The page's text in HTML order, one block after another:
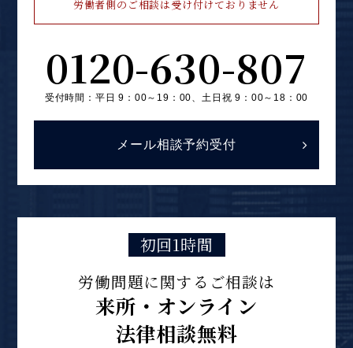
労働者側のご相談は受け付けておりません
0120-630-807
受付時間：平日 9：00～19：00、 土日祝 9：00～18：00
メール相談予約受付
初回1時間
労働問題に関するご相談は
来所・オンライン
法律相談無料